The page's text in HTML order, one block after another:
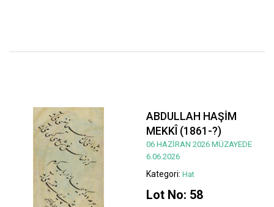
ABDULLAH HAŞİM
MEKKÎ (1861-?)
06 HAZİRAN 2026 MÜZAYEDE
6.06.2026
Kategori: Hat
Lot No: 58